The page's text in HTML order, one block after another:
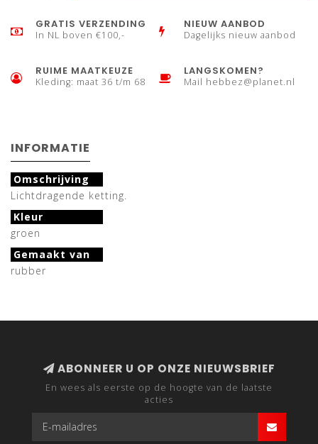
GRATIS VERZENDING
In NL boven €100,-
NIEUW AANBOD
Dagelijks nieuw aanbod
RUIME MAATKEUZE
Kleding: maat 36 t/m 68
LANGSKOMEN?
Mail hebbez@planet.nl
INFORMATIE
Omschrijving
Lichtdragende ketting.
Kleur
groen
Gemaakt van
rubber
ABONNEER U OP ONZE NIEUWSBRIEF
En wees als eerste op de hoogte van de laatste
acties